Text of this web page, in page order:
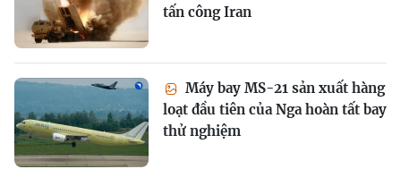
tấn công Iran
Máy bay MS-21 sản xuất hàng
loạt đầu tiên của Nga hoàn tất bay
thử nghiệm